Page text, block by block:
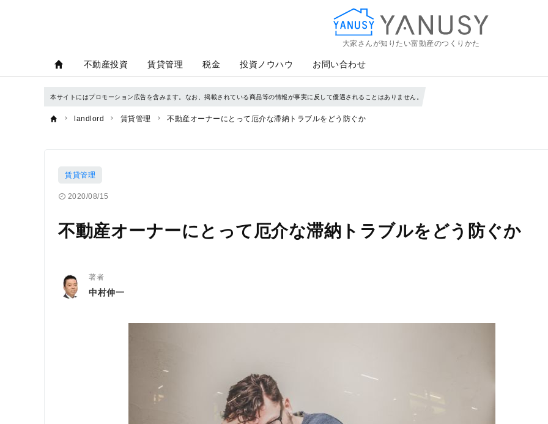
大家さんが知りたい富動産のつくりかた
不動産投資 賃貸管理 税金 投資ノウハウ お問い合わせ
本サイトにはプロモーション広告を含みます。なお、掲載されている商品等の情報が事実に反して優遇されることはありません。
landlord 賃貸管理 不動産オーナーにとって厄介な滞納トラブルをどう防ぐか
賃貸管理
2020/08/15
不動産オーナーにとって厄介な滞納トラブルをどう防ぐか
著者
中村伸一